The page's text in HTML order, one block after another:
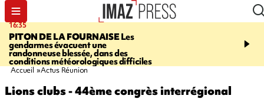
16:35
PITON DE LA FOURNAISELes
gendarmes évacuent une
randonneuse blessée, dans des
conditions météorologiques difficiles
06:58
la Corniche, Cascade
Accueil Actus Réunion
Lions clubs - 44ème congrès interrégional